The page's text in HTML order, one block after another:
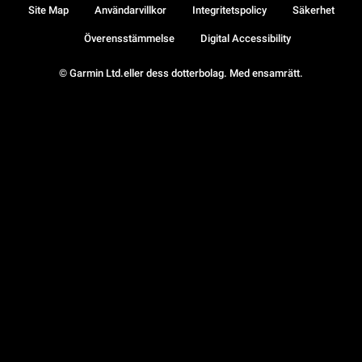
© Garmin Ltd.eller dess dotterbolag. Med ensamrätt.
Site Map Användarvillkor Integritetspolicy Säkerhet
Överensstämmelse Digital Accessibility